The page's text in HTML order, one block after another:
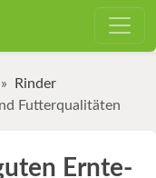
Rinder
Futterqualitäten
Ernte-